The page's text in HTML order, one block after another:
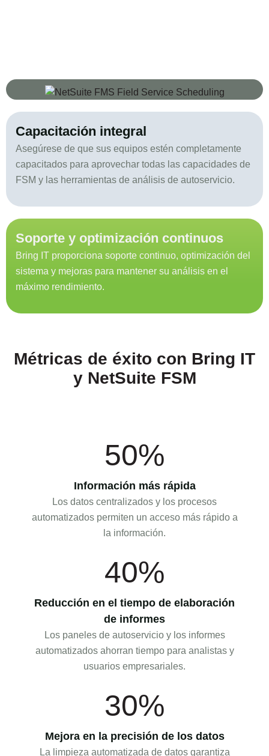
Capacitación integral
Asegúrese de que sus equipos estén completamente
capacitados para aprovechar todas las capacidades de
FSM y las herramientas de análisis de autoservicio.
Soporte y optimización continuos
Bring IT proporciona soporte continuo, optimización del
sistema y mejoras para mantener su análisis en el
máximo rendimiento.
Métricas de éxito con Bring IT
y NetSuite FSM
50%
Información más rápida
Los datos centralizados y los procesos
automatizados permiten un acceso más rápido a
la información.
40%
Reducción en el tiempo de elaboración
de informes
Los paneles de autoservicio y los informes
automatizados ahorran tiempo para analistas y
usuarios empresariales.
30%
Mejora en la precisión de los datos
La limpieza automatizada de datos garantiza